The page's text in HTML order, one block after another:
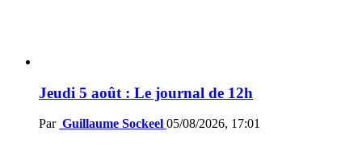
Jeudi 5 août : Le journal de 12h
Par Guillaume Sockeel 05/08/2026, 17:01